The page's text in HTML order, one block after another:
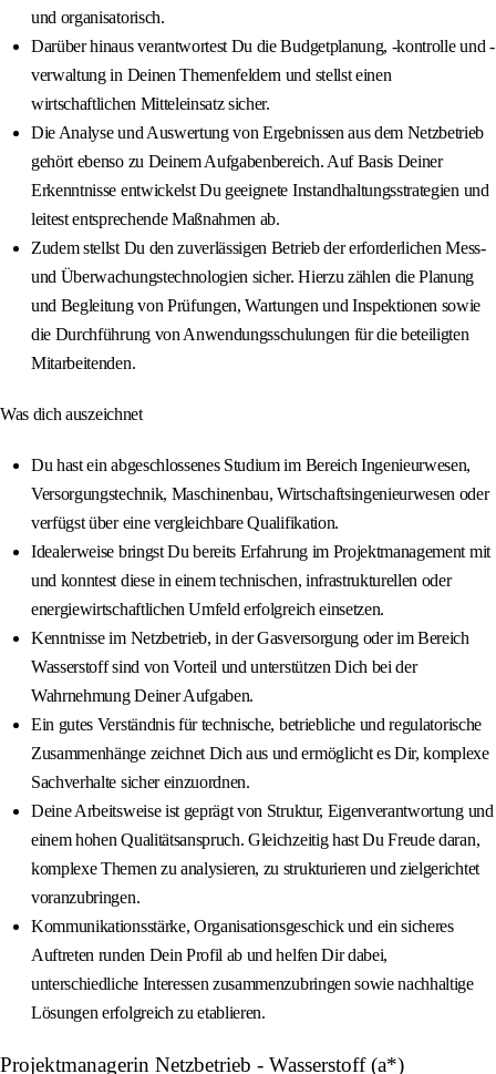
und organisatorisch.
Darüber hinaus verantwortest Du die Budgetplanung, -kontrolle und -
verwaltung in Deinen Themenfeldern und stellst einen
wirtschaftlichen Mitteleinsatz sicher.
Die Analyse und Auswertung von Ergebnissen aus dem Netzbetrieb
gehört ebenso zu Deinem Aufgabenbereich. Auf Basis Deiner
Erkenntnisse entwickelst Du geeignete Instandhaltungsstrategien und
leitest entsprechende Maßnahmen ab.
Zudem stellst Du den zuverlässigen Betrieb der erforderlichen Mess-
und Überwachungstechnologien sicher. Hierzu zählen die Planung
und Begleitung von Prüfungen, Wartungen und Inspektionen sowie
die Durchführung von Anwendungsschulungen für die beteiligten
Mitarbeitenden.
Was dich auszeichnet
Du hast ein abgeschlossenes Studium im Bereich Ingenieurwesen,
Versorgungstechnik, Maschinenbau, Wirtschaftsingenieurwesen oder
verfügst über eine vergleichbare Qualifikation.
Idealerweise bringst Du bereits Erfahrung im Projektmanagement mit
und konntest diese in einem technischen, infrastrukturellen oder
energiewirtschaftlichen Umfeld erfolgreich einsetzen.
Kenntnisse im Netzbetrieb, in der Gasversorgung oder im Bereich
Wasserstoff sind von Vorteil und unterstützen Dich bei der
Wahrnehmung Deiner Aufgaben.
Ein gutes Verständnis für technische, betriebliche und regulatorische
Zusammenhänge zeichnet Dich aus und ermöglicht es Dir, komplexe
Sachverhalte sicher einzuordnen.
Deine Arbeitsweise ist geprägt von Struktur, Eigenverantwortung und
einem hohen Qualitätsanspruch. Gleichzeitig hast Du Freude daran,
komplexe Themen zu analysieren, zu strukturieren und zielgerichtet
voranzubringen.
Kommunikationsstärke, Organisationsgeschick und ein sicheres
Auftreten runden Dein Profil ab und helfen Dir dabei,
unterschiedliche Interessen zusammenzubringen sowie nachhaltige
Lösungen erfolgreich zu etablieren.
Projektmanagerin Netzbetrieb - Wasserstoff (a*)